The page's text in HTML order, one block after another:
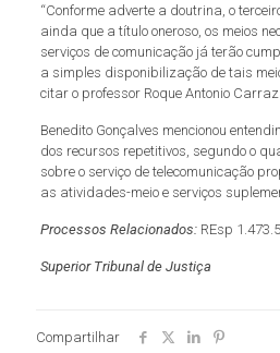
“Conforme adverte a doutrina, o
ainda que a título oneroso, os meios
serviços de comunicação já terão
a simples disponibilização de tais
citar o professor Roque Antonio
Benedito Gonçalves mencionou
dos recursos repetitivos, segundo o
sobre o serviço de telecomunicação
as atividades-meio e serviços
Processos Relacionados:REsp
Superior Tribunal de Justiça
Compartilhar